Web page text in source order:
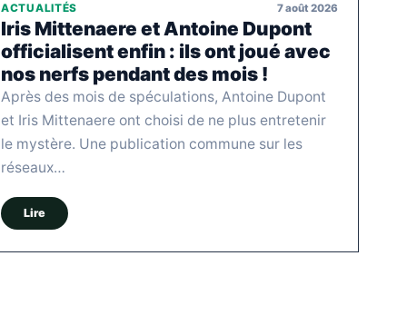
ACTUALITÉS 7 août 2026
Iris Mittenaere et Antoine Dupont
officialisent enfin : ils ont joué avec
nos nerfs pendant des mois !
Après des mois de spéculations, Antoine Dupont
et Iris Mittenaere ont choisi de ne plus entretenir
le mystère. Une publication commune sur les
réseaux…
Lire